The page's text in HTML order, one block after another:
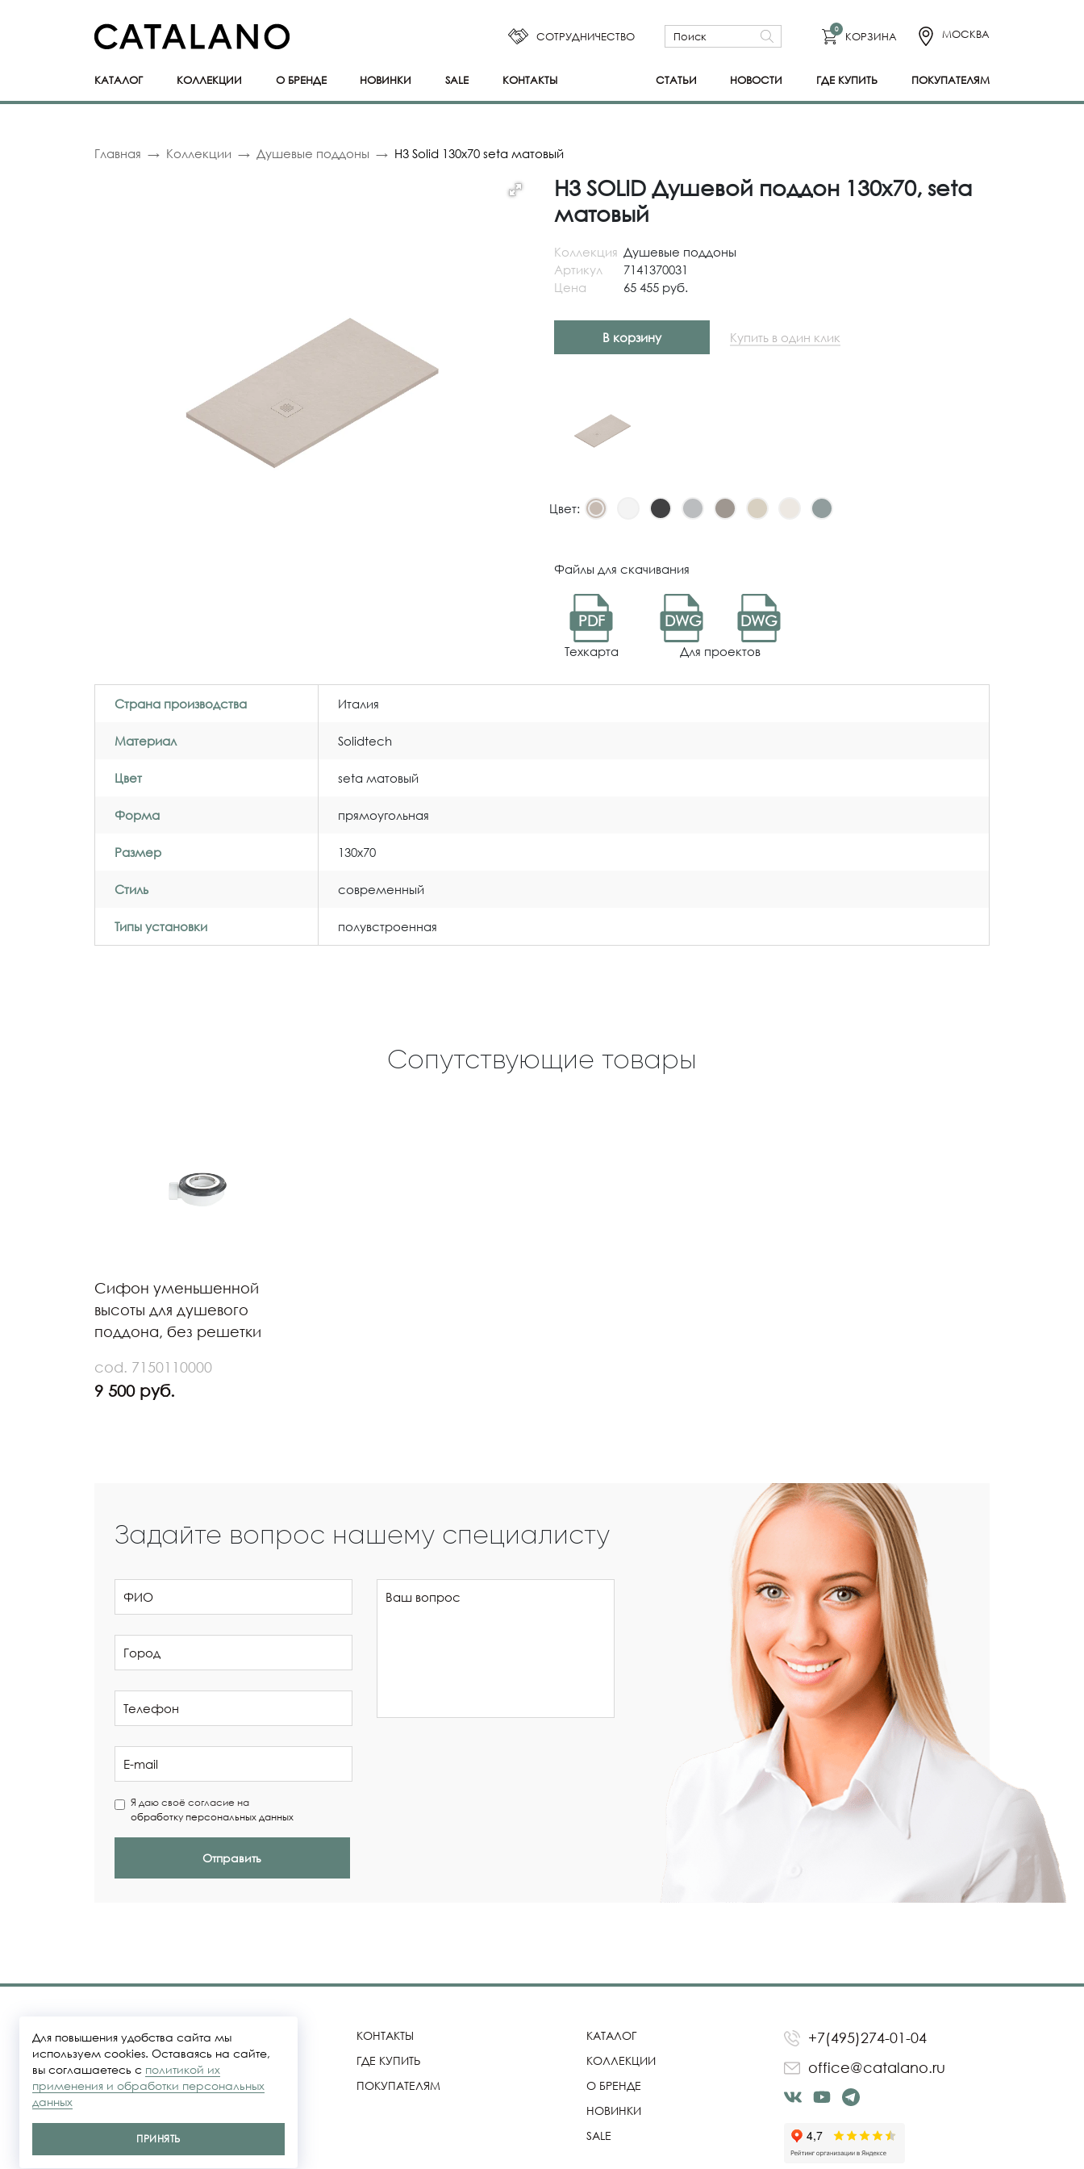
СОТРУДНИЧЕСТВО
0
КОРЗИНА МОСКВА
КАТАЛОГ КОЛЛЕКЦИИ О БРЕНДЕ НОВИНКИ SALE КОНТАКТЫ СТАТЬИ НОВОСТИ ГДЕ КУПИТЬ ПОКУПАТЕЛЯМ
Главная Коллекции Душевые поддоны H3 Solid 130x70 seta матовый
H3 SOLID Душевой поддон 130x70, seta
матовый
Коллекция Душевые поддоны
Артикул
7141370031
Цена
65 455 руб.
В корзину Купить в один клик
Цвет:
Файлы для скачивания
PDF
Техкарта
DWG DWG
Для проектов
Страна производства Италия
Материал Solidtech
Цвет seta матовый
Форма прямоугольная
Размер 130x70
Стиль современный
Типы установки полувстроенная
Сопутствующие товары
Сифон уменьшенной
высоты для душевого
поддона, без решетки
cod. 7150110000
9 500 руб.
Задайте вопрос нашему специалисту
Я даю своё согласие на
обработку персональных данных
Отправить
Политика конфидециальности
являются публичной офертой
КОНТАКТЫ
ГДЕ КУПИТЬ
ПОКУПАТЕЛЯМ
КАТАЛОГ
КОЛЛЕКЦИИ
О БРЕНДЕ
НОВИНКИ
SALE
+7(495)274-01-04
office@catalano.ru
Для повышения удобства сайта мы
используем cookies. Оставаясь на сайте,
вы соглашаетесь с политикой их
применения и обработки персональных
данных
ПРИНЯТЬ